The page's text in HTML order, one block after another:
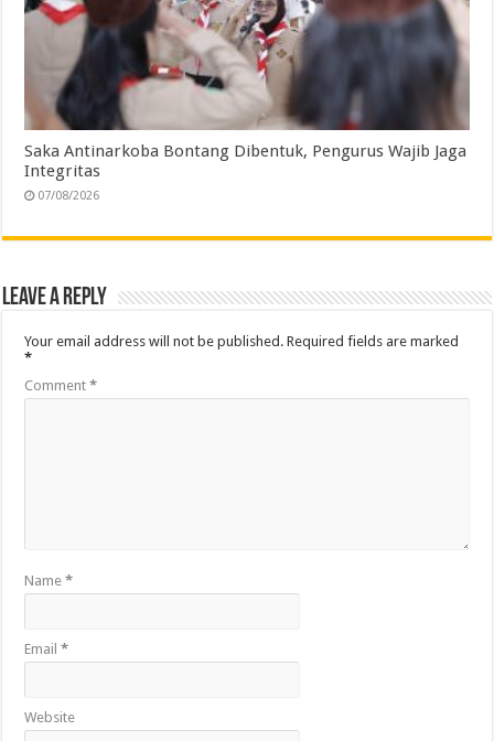
Saka Antinarkoba Bontang Dibentuk, Pengurus Wajib Jaga
Integritas
07/08/2026
Leave a Reply
Your email address will not be published. Required fields are marked
*
Comment*
Name*
Email*
Website